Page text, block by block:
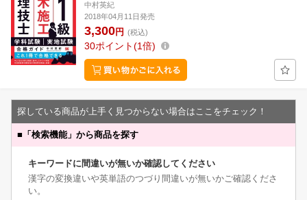
中村英紀
2018年04月11日発売
3,300円 (税込)
30ポイント 1倍
探している商品が上手く見つからない場合はここをチェック！
■ 「検索機能」から商品を探す
キーワードに間違いが無いか確認してください
漢字の変換違いや英単語のつづり間違いが無いかご確認くださ
い。